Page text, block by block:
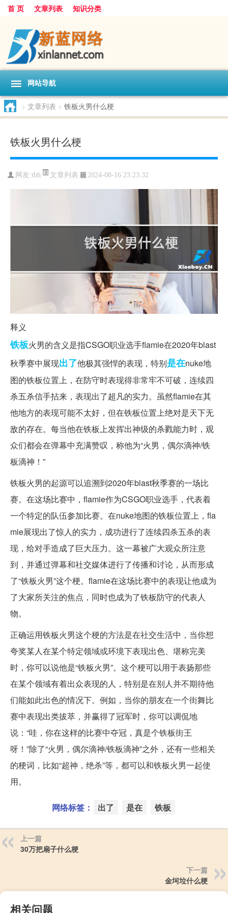
首 页 文章列表 知识分类
网站导航
> 文章列表 > 铁板火男什么梗
铁板火男什么梗
网友:tbh 文章列表 2024-08-16 23:23:32
释义
铁板火男的含义是指CSGO职业选手flamie在2020年blast
秋季赛中展现出了他极其强悍的表现，特别是在nuke地
图的铁板位置上，在防守时表现得非常牢不可破，连续四
杀五杀信手拈来，表现出了超凡的实力。虽然flamie在其
他地方的表现可能不太好，但在铁板位置上绝对是天下无
敌的存在。每当他在铁板上发挥出神级的杀戮能力时，观
众们都会在弹幕中充满赞叹，称他为“火男，偶尔滴神/铁
板滴神！”
铁板火男的起源可以追溯到2020年blast秋季赛的一场比
赛。在这场比赛中，flamie作为CSGO职业选手，代表着
一个特定的队伍参加比赛。在nuke地图的铁板位置上，fla
mie展现出了惊人的实力，成功进行了连续四杀五杀的表
现，给对手造成了巨大压力。这一幕被广大观众所注意
到，并通过弹幕和社交媒体进行了传播和讨论，从而形成
了“铁板火男”这个梗。flamie在这场比赛中的表现让他成为
了大家所关注的焦点，同时也成为了铁板防守的代表人
物。
正确运用铁板火男这个梗的方法是在社交生活中，当你想
夸奖某人在某个特定领域或环境下表现出色、堪称完美
时，你可以说他是“铁板火男”。这个梗可以用于表扬那些
在某个领域有着出众表现的人，特别是在别人并不期待他
们能如此出色的情况下。例如，当你的朋友在一个街舞比
赛中表现出类拔萃，并赢得了冠军时，你可以调侃地
说：“哇，你在这样的比赛中夺冠，真是个铁板街王
呀！”除了“火男，偶尔滴神/铁板滴神”之外，还有一些相关
的梗词，比如“超神，绝杀”等，都可以和铁板火男一起使
用。
网络标签： 出了 是在 铁板
上一篇
30万把扇子什么梗
下一篇
金坷垃什么梗
相关问题